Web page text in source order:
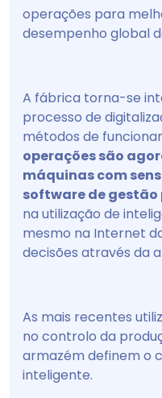
operações para
desempenho global
A fábrica torna-se
processo de
métodos de
operações são
máquinas com
software de
na utilização de
mesmo na Internet
decisões através da
As mais recentes
no controlo da
armazém definem o
inteligente.